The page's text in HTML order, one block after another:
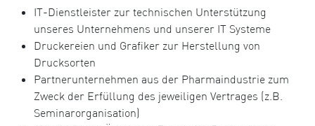
IT-Dienstleister zur technischen Unterstützung
unseres Unternehmens und unserer IT Systeme
Druckereien und Grafiker zur Herstellung von
Drucksorten
Partnerunternehmen aus der Pharmaindustrie zum
Zweck der Erfüllung des jeweiligen Vertrages (z.B.
Seminarorganisation)